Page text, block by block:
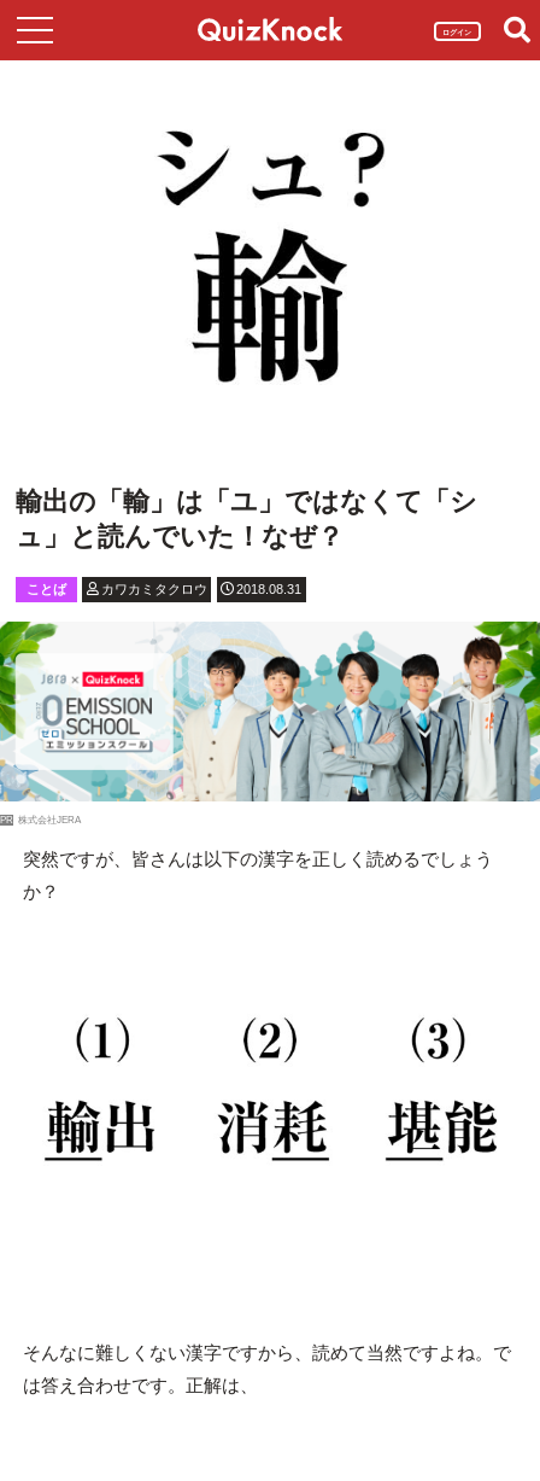
ログイン
輸出の「輸」は「ユ」ではなくて「シ
ュ」と読んでいた！なぜ？
ことば カワカミタクロウ 2018.08.31
PR 株式会社JERA
突然ですが、皆さんは以下の漢字を正しく読めるでしょう
か？
そんなに難しくない漢字ですから、読めて当然ですよね。で
は答え合わせです。正解は、